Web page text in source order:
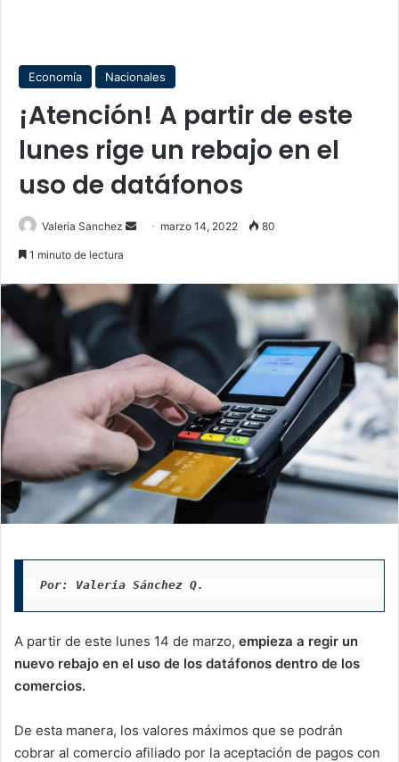
Economía Nacionales
¡Atención! A partir de este
lunes rige un rebajo en el
uso de datáfonos
Valeria Sanchez
Send marzo 14, 2022 80
1 minuto de lectura
Por: Valeria Sánchez Q.
A partir de este lunes 14 de marzo, empieza a regir un
nuevo rebajo en el uso de los datáfonos dentro de los
comercios.
De esta manera, los valores máximos que se podrán
cobrar al comercio afiliado por la aceptación de pagos con